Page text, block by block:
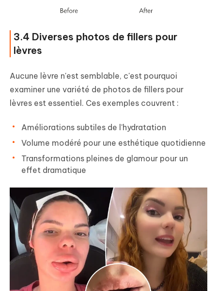
3.4 Diverses photos de fillers pour
lèvres
Aucune lèvre n'est semblable, c'est pourquoi
examiner une variété de photos de fillers pour
lèvres est essentiel. Ces exemples couvrent :
Améliorations subtiles de l'hydratation
Volume modéré pour une esthétique quotidienne
Transformations pleines de glamour pour un
effet dramatique